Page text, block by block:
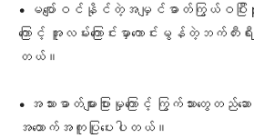
• မပျော်ဝင်နိုင်တဲ့အမျှင်ဓာတ်ကြွယ်ဝပြီ
ကြောင့် အူလမ်းကြောင်းမှာကောင်းမွန်တဲ့ဘက်တီးရီး
တယ်။
• အသားဓာတ်များပြားမှုကြောင့် ကြွက်သား
အထောက်အကူပြုပေးပါတယ်။